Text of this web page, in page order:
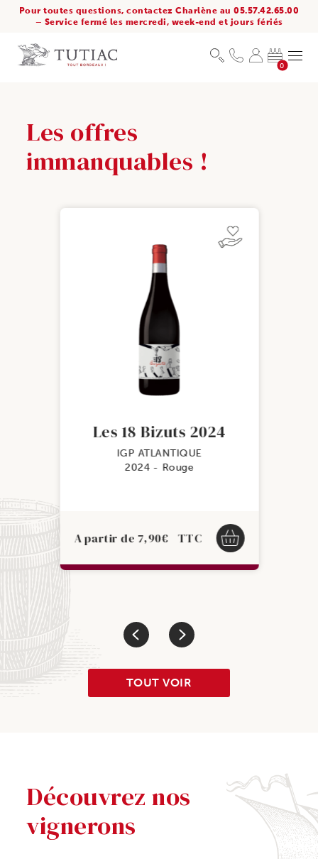
Pour toutes questions, contactez Charlène au 05.57.42.65.00
– Service fermé les mercredi, week-end et jours fériés
0
Les offres
immanquables !
Les 18 Bizuts 2024
IGP ATLANTIQUE
2024
Rouge
A partir de 7,90€ TTC
TOUT VOIR
Découvrez nos
vignerons